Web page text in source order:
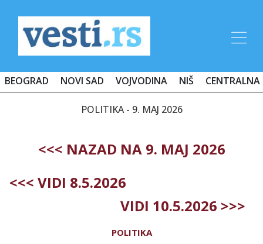
BEOGRAD NOVI SAD VOJVODINA NIŠ CENTRALNA
POLITIKA - 9. MAJ 2026
<<< NAZAD NA 9. MAJ 2026
<<< VIDI 8.5.2026
VIDI 10.5.2026 >>>
POLITIKA